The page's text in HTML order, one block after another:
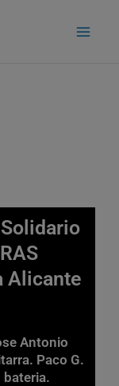
Alicante
Antonio
Paco G.
bateria.